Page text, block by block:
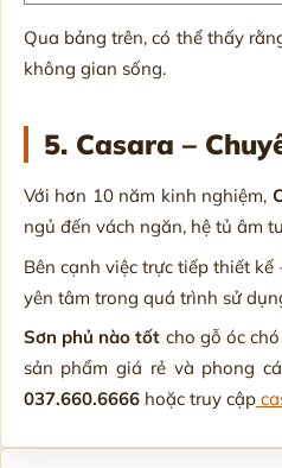
Qua bảng trên, có thể thấy
không gian sống.
5. Casara –
Với hơn 10 năm kinh nghiệm,
ngủ đến vách ngăn, hệ tủ âm
Bên cạnh việc trực tiếp thiết
yên tâm trong quá trình sử
Sơn phủ nào tốt cho gỗ óc
sản phẩm giá rẻ và phong
037.660.6666hoặc truy cập